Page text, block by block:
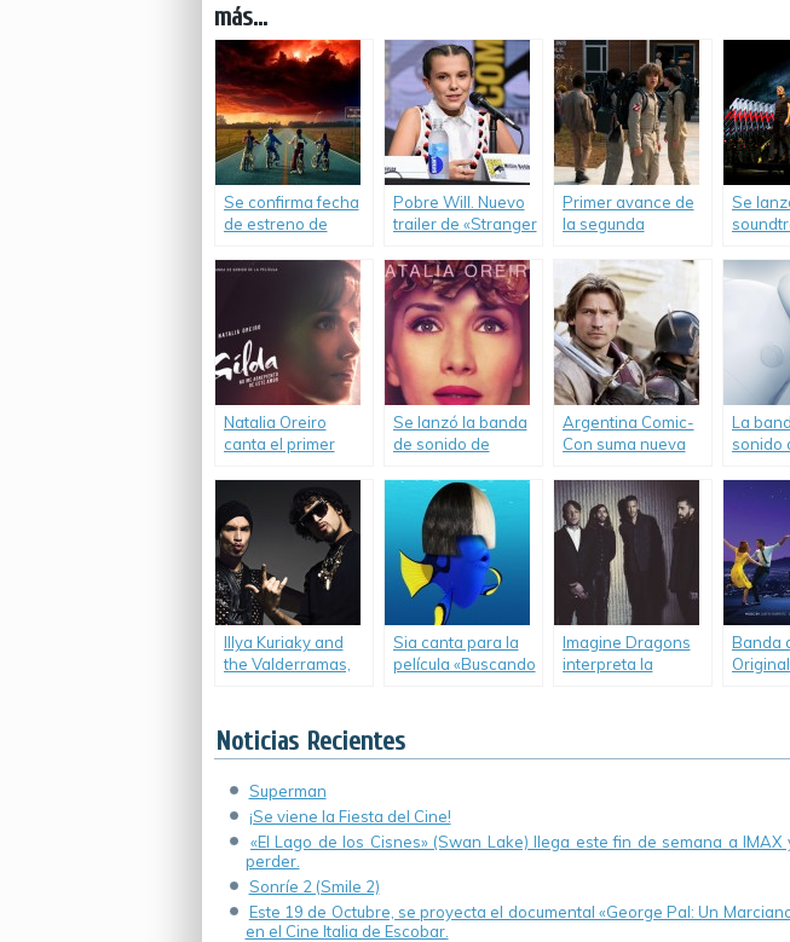
más...
Se confirma fecha
de estreno de
2”.
Pobre Will. Nuevo
trailer de «Stranger
Primer avance de
la segunda
«Stranger Things».
Se
Wall».
Natalia Oreiro
canta el primer
Se lanzó la banda
de sonido de
arrepiento de este
amor».
Argentina Comic-
Con suma nueva
La
sonido
ya
Illya Kuriaky and
the Valderramas,
Short Film.
Sia canta para la
película «Buscando
Imagine Dragons
interpreta la
Banda
Noticias Recientes
Superman
¡Se viene la Fiesta del Cine!
«El Lago de los Cisnes» (Swan Lake) llega este fin de semana a
perder.
Sonríe 2 (Smile 2)
Este 19 de Octubre, se proyecta el documental «George Pal: Un
en el Cine Italia de Escobar.